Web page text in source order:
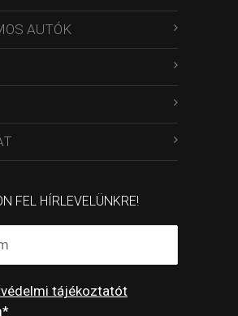
AUTÓK
FEL HÍRLEVELÜNKRE!
tájékoztatót